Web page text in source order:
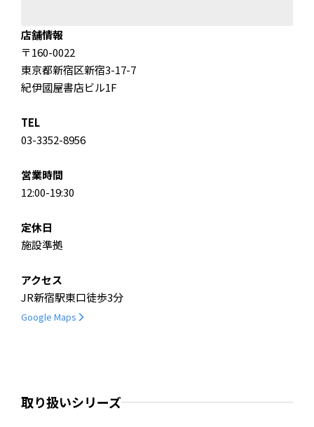
店舗情報
〒160-0022
東京都新宿区新宿3-17-7
紀伊國屋書店ビル1F
TEL
03-3352-8956
営業時間
12:00-19:30
定休日
施設準拠
アクセス
JR新宿駅東口徒歩3分
Google Maps
取り扱いシリーズ